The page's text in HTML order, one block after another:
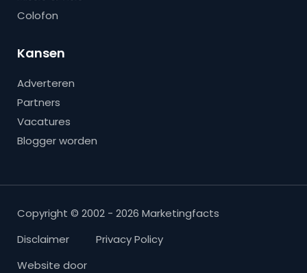
Colofon
Kansen
Adverteren
Partners
Vacatures
Blogger worden
Copyright © 2002 - 2026 Marketingfacts
Disclaimer
Privacy Policy
Website door